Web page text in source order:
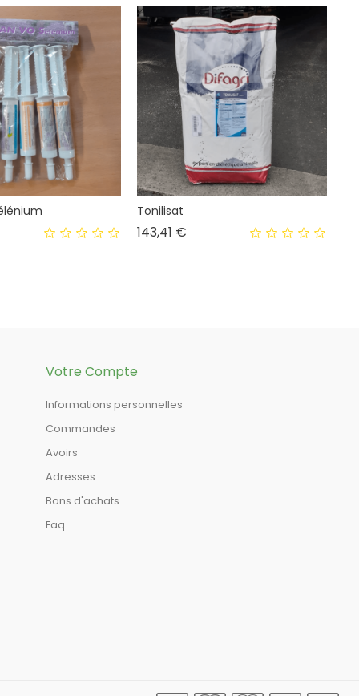
Tonilisat
143,41 €
Votre Compte
Informations personnelles
Commandes
Avoirs
Adresses
Bons d'achats
Faq